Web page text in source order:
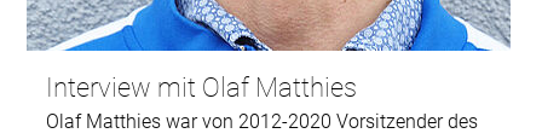
Interview mit Olaf Matthies
Olaf Matthies war von 2012-2020 Vorsitzender des